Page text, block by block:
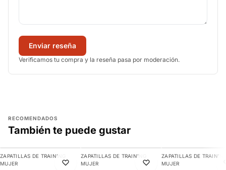
Enviar reseña
Verificamos tu compra y la reseña pasa por moderación.
RECOMENDADOS
También te puede gustar
-21%
AGREGAR
ZAPATILLAS DE TRAINING
MUJER
-10%
AGREGAR
ZAPATILLAS DE TRAINING
MUJER
-11%
ZAPATILLAS DE
MUJER